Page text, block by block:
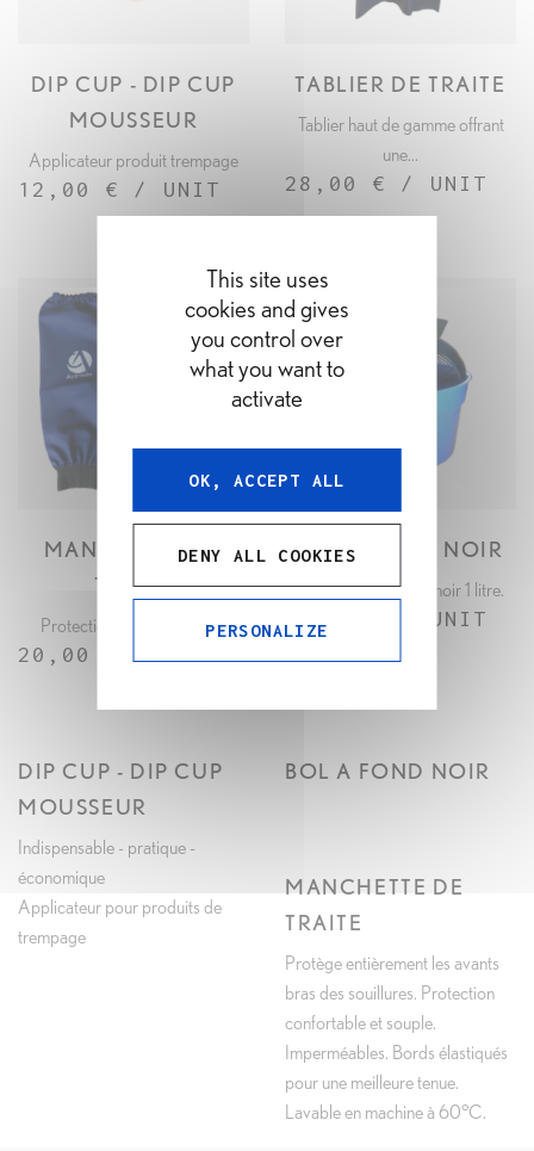
DIP CUP - DIP CUP
MOUSSEUR
Applicateur produit trempage
12,00 € / UNIT
APERÇU RAPIDE TABLIER DE TRAITE
Tablier haut de gamme offrant
une...
28,00 € / UNIT
APERÇU RAPIDE
MANCHETTE DE
TRAITE
Protection des avants bras
20,00 € / UNIT
APERÇU RAPIDE BOL A FOND NOIR
Bol de traite à fond noir 1 litre.
10,00 € / UNIT
APERÇU RAPIDE
DIP CUP - DIP CUP
MOUSSEUR
Indispensable - pratique -
économique
Applicateur pour produits de
trempage
BOL A FOND NOIR
MANCHETTE DE
TRAITE
Protège entièrement les avants
bras des souillures. Protection
confortable et souple.
Imperméables. Bords élastiqués
pour une meilleure tenue.
Lavable en machine à 60°C.
This site uses
cookies and gives
you control over
what you want to
activate
OK, ACCEPT ALL
DENY ALL COOKIES
PERSONALIZE